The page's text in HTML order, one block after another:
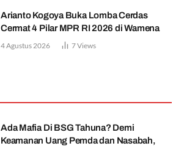
Arianto Kogoya Buka Lomba Cerdas
Cermat 4 Pilar MPR RI 2026 di Wamena
4 Agustus 2026 7Views
Ada Mafia Di BSG Tahuna? Demi
Keamanan Uang Pemda dan Nasabah,